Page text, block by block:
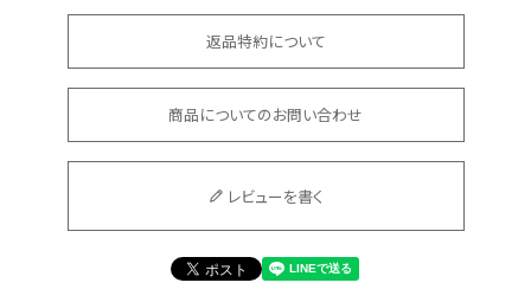
会員登録でいつでもお得に
返品特約について
商品についてのお問い合わせ
レビューを書く